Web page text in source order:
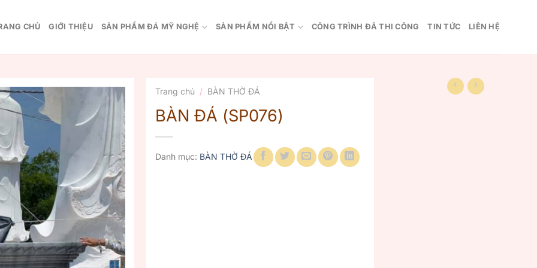
CHỦ GIỚI THIỆU SẢN PHẨM ĐÁ MỸ NGHỆ SẢN PHẨM NỔI BẬT CÔNG TRÌNH ĐÃ THI CÔNG TIN TỨC LIÊN HỆ
Trang chủ / BÀN THỜ ĐÁ
BÀN ĐÁ (SP076)
Danh mục: BÀN THỜ ĐÁ